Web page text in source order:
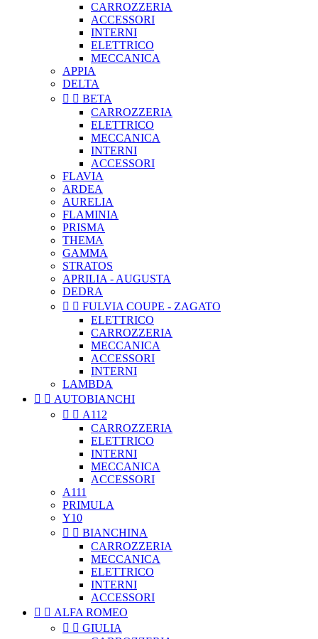
CARROZZERIA
ACCESSORI
INTERNI
ELETTRICO
MECCANICA
APPIA
DELTA
  BETA
CARROZZERIA
ELETTRICO
MECCANICA
INTERNI
ACCESSORI
FLAVIA
ARDEA
AURELIA
FLAMINIA
PRISMA
THEMA
GAMMA
STRATOS
APRILIA - AUGUSTA
DEDRA
  FULVIA COUPE - ZAGATO
ELETTRICO
CARROZZERIA
MECCANICA
ACCESSORI
INTERNI
LAMBDA
  AUTOBIANCHI
  A112
CARROZZERIA
ELETTRICO
INTERNI
MECCANICA
ACCESSORI
A111
PRIMULA
Y10
  BIANCHINA
CARROZZERIA
MECCANICA
ELETTRICO
INTERNI
ACCESSORI
  ALFA ROMEO
  GIULIA